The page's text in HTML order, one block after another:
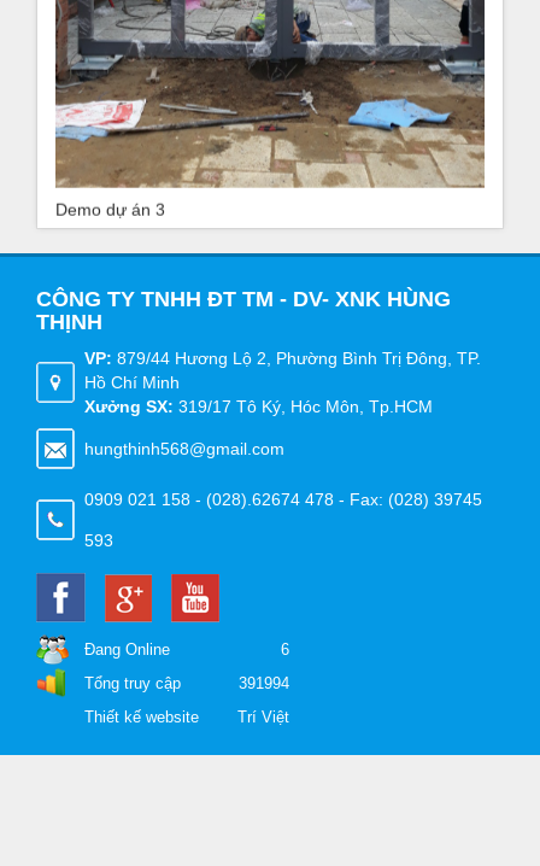
Demo dự án 3
CÔNG TY TNHH ĐT TM - DV- XNK HÙNG
THỊNH
VP: 879/44 Hương Lộ 2, Phường Bình Trị Đông, TP.
Hồ Chí Minh
Xưởng SX: 319/17 Tô Ký, Hóc Môn, Tp.HCM
hungthinh568@gmail.com
0909 021 158 - (028).62674 478 - Fax: (028) 39745
593
6
Đang Online
391994
Tổng truy cập
Trí Việt
Thiết kế website